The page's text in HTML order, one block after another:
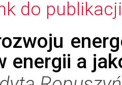
do publikacji
energii a